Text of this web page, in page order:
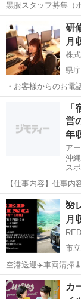
黒服スタッフ募集（ホールスタッフ）
で12/1新規オープン
います。 接客のサ
の方でも大歓迎！研
石垣市
研
月
株
県
・お客様からのお電
告する簡単なお仕事
マ字入力ができればOK! ●勤務時間● 9:00～20:00の間で8h
制) ...
営
年
ア
沖
ス
【仕事内容】仕事内
として、現場のオペ
します。 まずは施設
二人三脚で施設の売
正社員
🌺
月
市
空港送迎✈️車両清掃
ます。 自由なスタイ
ります。 インスタグ
沖縄 那覇市
カ